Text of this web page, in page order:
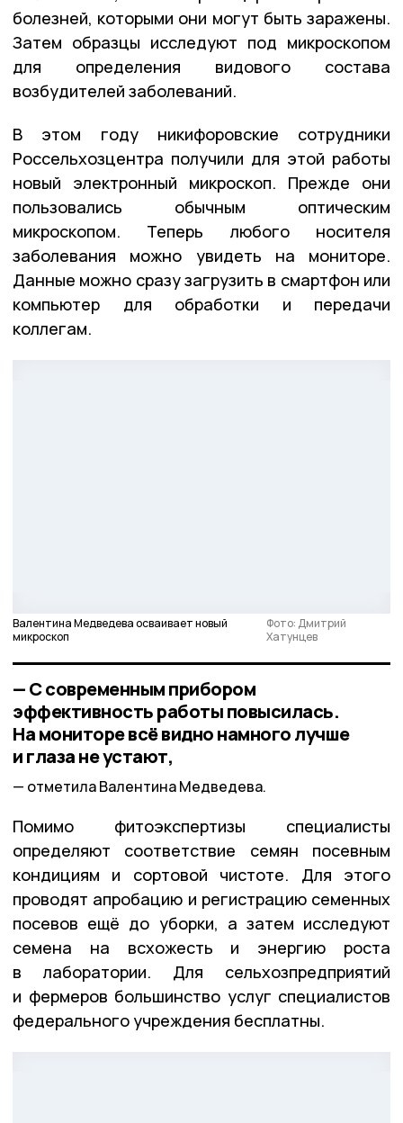
болезней, которыми они могут быть заражены.
Затем образцы исследуют под микроскопом
для определения видового состава
возбудителей заболеваний.
В этом году никифоровские сотрудники
Россельхозцентра получили для этой работы
новый электронный микроскоп. Прежде они
пользовались обычным оптическим
микроскопом. Теперь любого носителя
заболевания можно увидеть на мониторе.
Данные можно сразу загрузить в смартфон или
компьютер для обработки и передачи
коллегам.
Валентина Медведева осваивает новый
микроскоп
Фото: Дмитрий
Хатунцев
— С современным прибором
эффективность работы повысилась.
На мониторе всё видно намного лучше
и глаза не устают,
отметила Валентина Медведева.
Помимо фитоэкспертизы специалисты
определяют соответствие семян посевным
кондициям и сортовой чистоте. Для этого
проводят апробацию и регистрацию семенных
посевов ещё до уборки, а затем исследуют
семена на всхожесть и энергию роста
в лаборатории. Для сельхозпредприятий
и фермеров большинство услуг специалистов
федерального учреждения бесплатны.